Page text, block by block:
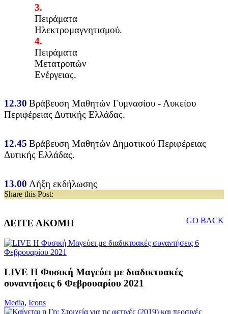
3.
Πειράματα
Ηλεκτρομαγνητισμού.
4.
Πειράματα
Μετατροπών
Ενέργειας.
12.30 Βράβευση Μαθητών Γυμνασίου - Λυκείου
Περιφέρειας Δυτικής Ελλάδας.
12.45 Βράβευση Μαθητών Δημοτικού Περιφέρειας
Δυτικής Ελλάδας.
13.00 Λήξη εκδήλωσης
Share this Post:
GO BACK
ΔΕΙΤΕ ΑΚΟΜΗ
LIVE Η Φυσική Μαγεύει με διαδικτυακές
συναντήσεις 6 Φεβρουαρίου 2021
Media, Icons